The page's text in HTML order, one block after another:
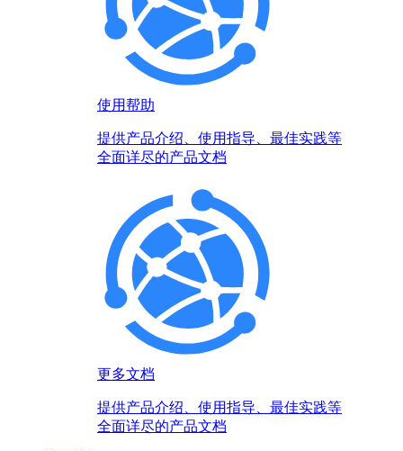
使用帮助
提供产品介绍、使用指导、最佳实践等
全面详尽的产品文档
更多文档
提供产品介绍、使用指导、最佳实践等
全面详尽的产品文档